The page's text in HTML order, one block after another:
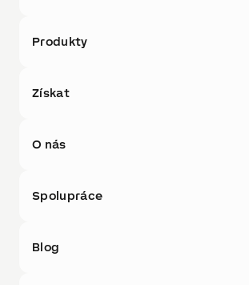
Produkty
Získat
O nás
Spolupráce
Blog